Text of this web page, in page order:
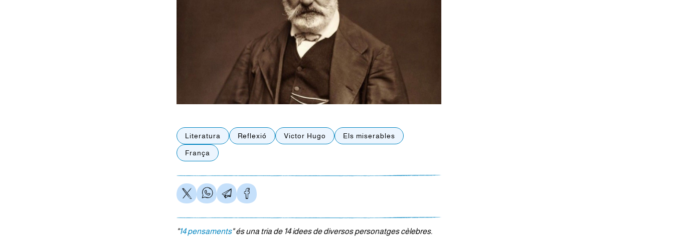
Literatura Reflexió Victor Hugo Els miserables
França
"14 pensaments" és una tria de 14 idees de diversos personatges cèlebres.